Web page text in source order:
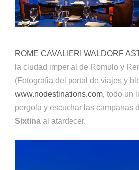
ROME CAVALIERI WALDORF
la ciudad imperial de Romulo y
(Fotografia del portal de viajes y
www.nodestinations.com, todo un
pergola y escuchar las campanas
Sixtina al atardecer.